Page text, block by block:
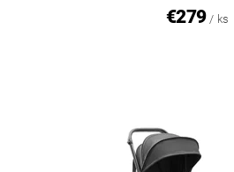
€279 / ks